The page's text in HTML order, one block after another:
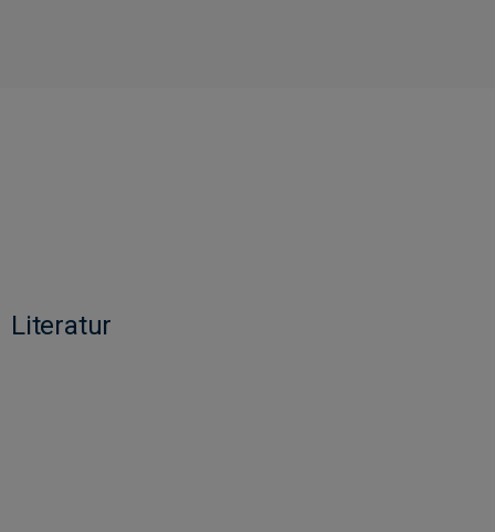
Literatur